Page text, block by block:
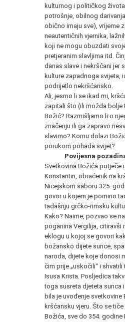
kulturnog i političkog
potrošnje, obilnog
obično imaju sve), vrijeme
neautentičnih vjernika,
koji ne mogu obuzdati
pretjeranim slavljima itd.
danas slave i nekršćani jer
kulture zapadnoga svijeta,
podrijetlo nekršćansko.
Ali, jesmo li se ikad mi,
zapitali što (ili možda bolje
Božić? Razmišljamo li o
značenju ili ga zapravo
slavimo? Komu dolazi
porukom pohađa svijet?
Povijesna
Svetkovina Božića potječe
Konstantin, obraćenik na
Nicejskom saboru 325.
govor u kojem je pomirio
tadašnju grčko-rimsku
Kako? Naime, pozvao se
poganina Vergilija, citiravši
eklogu u kojoj se govori
božansko dijete sunce,
naroda, dijete koje donosi
čim prije „uskočili“ i
Isusa Krista. Posljedica
toga susreta djeteta sunca
bila je uvođenje svetkovine
kršćansku vjeru. Što se
Božića, sve do 354. godine